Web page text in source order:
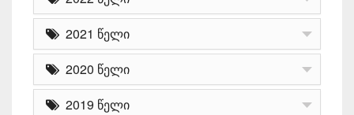
2021 წელი
2020 წელი
2019 წელი